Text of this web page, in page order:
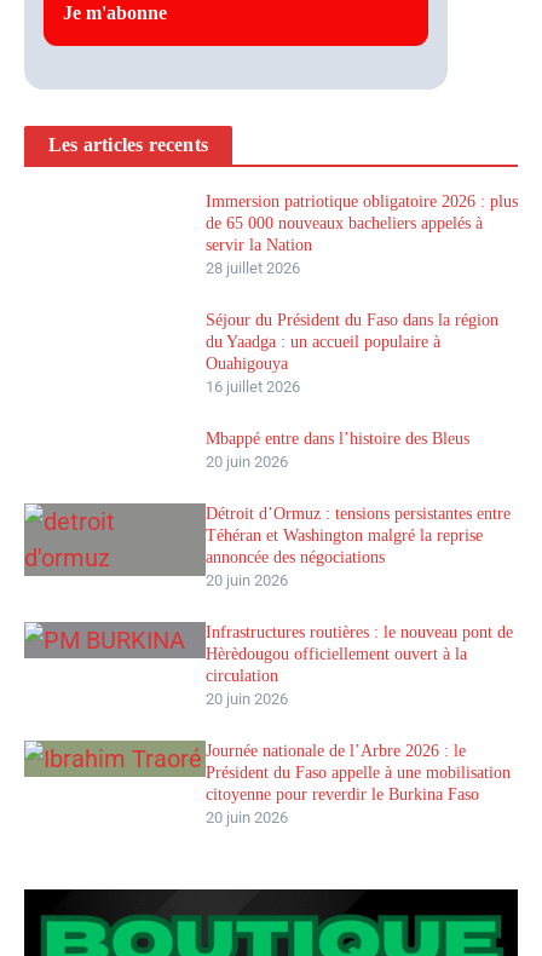
Les articles recents
Immersion patriotique obligatoire 2026 : plus
de 65 000 nouveaux bacheliers appelés à
servir la Nation
28 juillet 2026
Séjour du Président du Faso dans la région
du Yaadga : un accueil populaire à
Ouahigouya
16 juillet 2026
Mbappé entre dans l’histoire des Bleus
20 juin 2026
Détroit d’Ormuz : tensions persistantes entre
Téhéran et Washington malgré la reprise
annoncée des négociations
20 juin 2026
Infrastructures routières : le nouveau pont de
Hèrèdougou officiellement ouvert à la
circulation
20 juin 2026
Journée nationale de l’Arbre 2026 : le
Président du Faso appelle à une mobilisation
citoyenne pour reverdir le Burkina Faso
20 juin 2026